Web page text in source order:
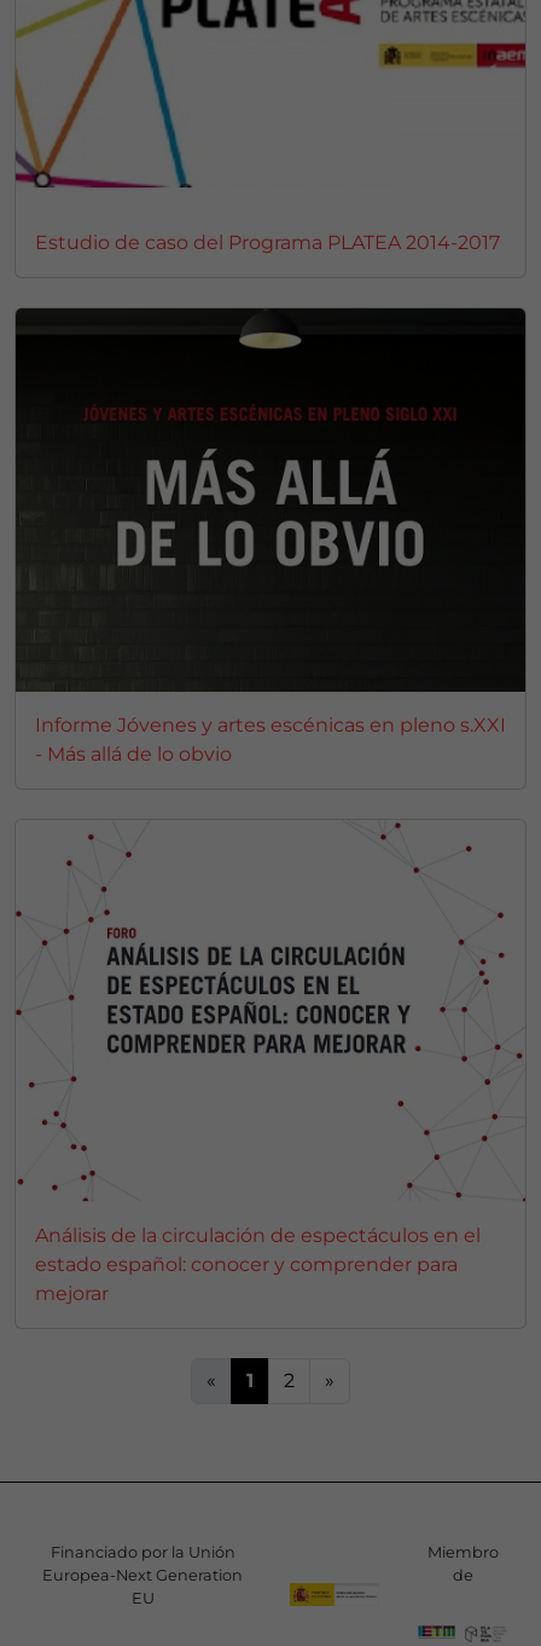
Estudio de caso del Programa PLATEA 2014-2017
Informe Jóvenes y artes escénicas en pleno s.XXI
- Más allá de lo obvio
Análisis de la circulación de espectáculos en el
estado español: conocer y comprender para
mejorar
« 1 2 »
Financiado por la Unión
Europea-Next Generation
EU
Miembro
de